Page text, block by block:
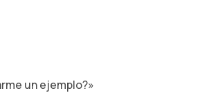
un ejemplo?»